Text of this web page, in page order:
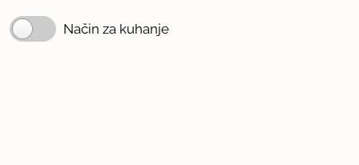
Način za kuhanje